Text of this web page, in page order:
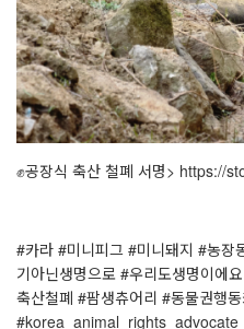
✊공장식 축산 철폐 서명> https://
#카라 #미니피그 #미니돼지 #농장
기아닌생명으로 #우리도생명이에
축산철폐 #팜생츄어리 #동물권행
#korea_animal_rights_advocate